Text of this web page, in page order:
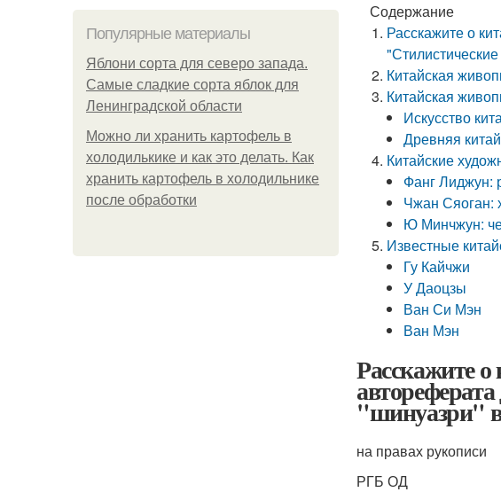
Популярные материалы
Яблони сорта для северо запада.
Самые сладкие сорта яблок для
Ленинградской области
Можно ли хранить картофель в
холодилькике и как это делать. Как
хранить картофель в холодильнике
после обработки
Содержание
Расскажите о
Китайская
Китайская
Искусство
Древняя
Китайские
Фанг Лиджун:
Чжан Сяоган:
Ю Минчжун:
Известные
Гу Кайчжи
У Даоцзы
Ван Си Мэн
Ван Мэн
Расскажите о
"шинуазри" в
на правах рукописи
РГБ ОД